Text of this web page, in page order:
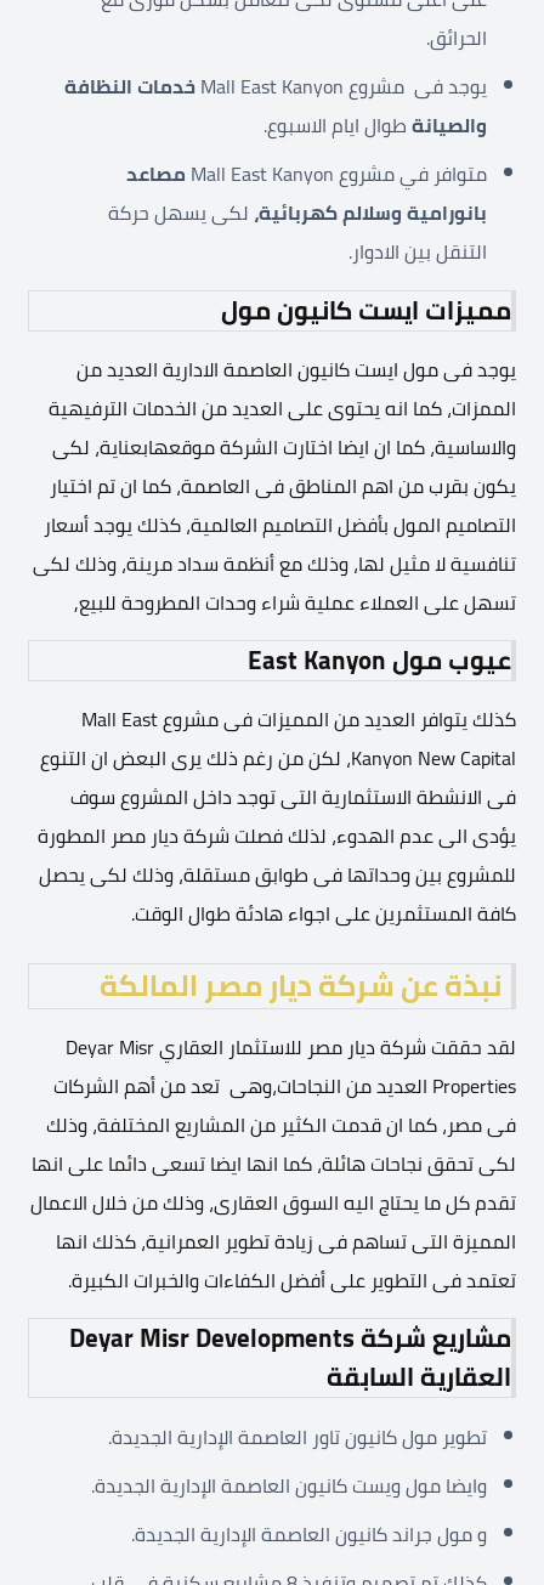
الحرائق.
يوجد فى مشروع Mall East Kanyon
خدمات النظافة
والصيانةطوال ايام الاسبوع.
متوافر في مشروع Mall East Kanyon
مصاعد
بانورامية وسلالم كهربائية، لكى يسهل حركة
التنقل بين الادوار.
مميزات ايست كانيون مول
يوجد فى مول ايست كانيون العاصمة الادارية العديد من
الممزات، كما انه يحتوى على العديد من الخدمات الترفيهية
والاساسية، كما ان ايضا اختارت الشركة موقعهابعناية، لكى
يكون بقرب من اهم المناطق فى العاصمة، كما ان تم اختيار
التصاميم المول بأفضل التصاميم العالمية، كذلك يوجد أسعار
تنافسية لا مثيل لها، وذلك مع أنظمة سداد مرينة، وذلك لكى
تسهل على العملاء عملية شراء وحدات المطروحة للبيع,
عيوبمولEast Kanyon
كذلك يتوافر العديد من المميزات فى مشروع Mall East
Kanyon New Capital، لكن من رغم ذلك يرى البعض ان التنوع
فى الانشطة الاستثمارية التى توجد داخل المشروع سوف
يؤدى الى عدم الهدوء، لذلك فصلت شركة ديار مصر المطورة
للمشروع بين وحداتها فى طوابق مستقلة، وذلك لكى يحصل
كافة المستثمرين على اجواء هادئة طوال الوقت.
نبذة عن شركة ديار مصر المالكة
لقد حققت شركة ديار مصر للاستثمار العقاري Deyar Misr
Properties العديد من النجاحات،وهى تعد من أهم الشركات
فى مصر، كما ان قدمت الكثير من المشاريع المختلفة، وذلك
لكى تحقق نجاحات هائلة، كما انها ايضا تسعى دائما على انها
تقدم كل ما يحتاج اليه السوق العقارى، وذلك من خلال الاعمال
المميزة التى تساهم فى زيادة تطوير العمرانية، كذلك انها
تعتمد فى التطوير على أفضل الكفاءات والخبرات الكبيرة.
مشاريع شركة Deyar Misr Developments
العقارية السابقة
تطوير مول كانيون تاور العاصمة الإدارية الجديدة.
وايضا مول ويست كانيون العاصمة الإدارية الجديدة.
و مول جراند كانيون العاصمة الإدارية الجديدة.